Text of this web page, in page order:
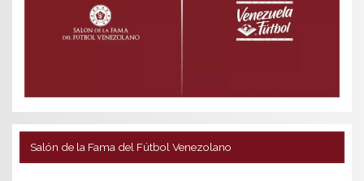
Salón de la Fama del Fútbol Venezolano